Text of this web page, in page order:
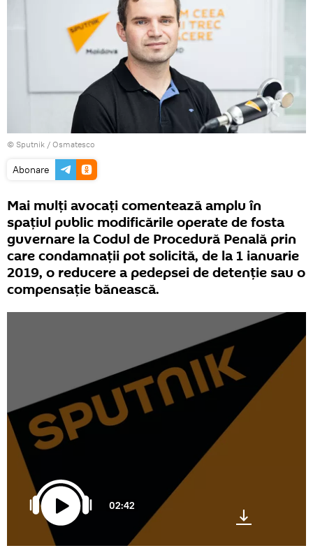
© Sputnik / Osmatesco
Abonare
Mai mulți avocați comentează amplu în
spațiul public modificările operate de fosta
guvernare la Codul de Procedură Penală prin
care condamnații pot solicită, de la 1 ianuarie
2019, o reducere a pedepsei de detenție sau o
compensație bănească.
02:42